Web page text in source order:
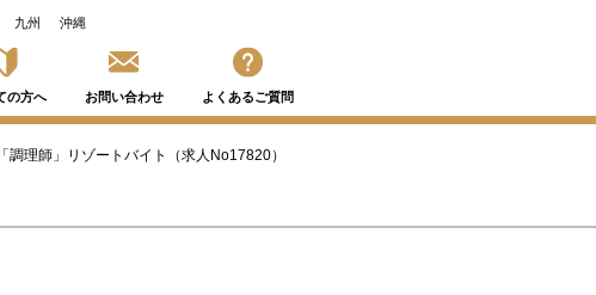
九州 沖縄
の方へ お問い合わせ よくあるご質問
理師」リゾートバイト（求人No17820）